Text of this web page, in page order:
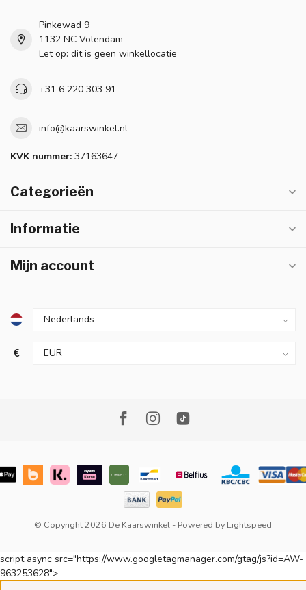
Pinkewad 9
1132 NC Volendam
Let op: dit is geen winkellocatie
+31 6 220 303 91
info@kaarswinkel.nl
KVK nummer: 37163647
Categorieën
Informatie
Mijn account
€
© Copyright 2026 De Kaarswinkel - Powered by Lightspeed
script async src="https://www.googletagmanager.com/gtag/js?id=AW-
963253628">